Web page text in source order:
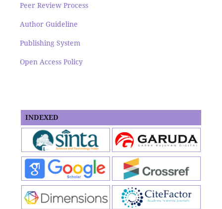
Peer Review Process
Author Guideline
Publishing System
Open Access Policy
INDEXED